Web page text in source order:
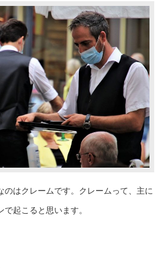
のはクレームです。クレームって、主に
起こると思います。